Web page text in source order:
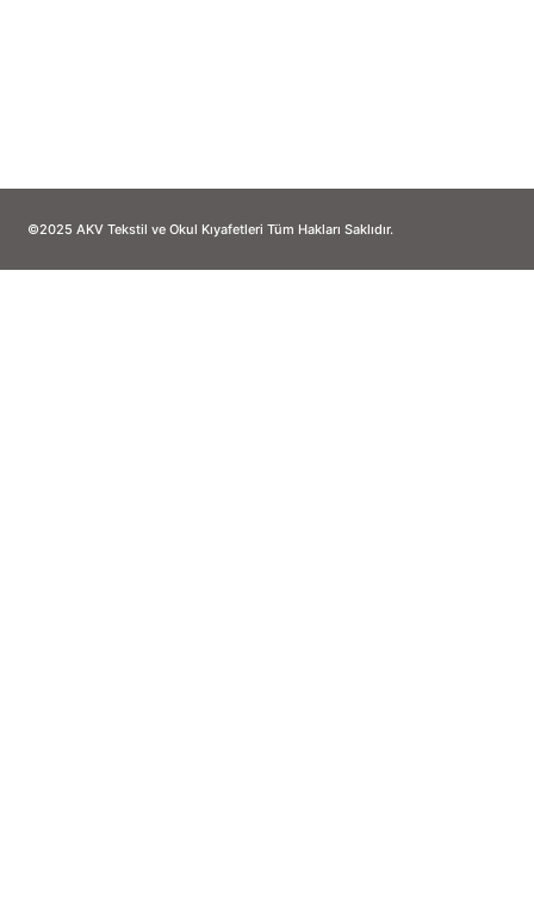
©2025 AKV Tekstil ve Okul Kıyafetleri Tüm Hakları Saklıdır.